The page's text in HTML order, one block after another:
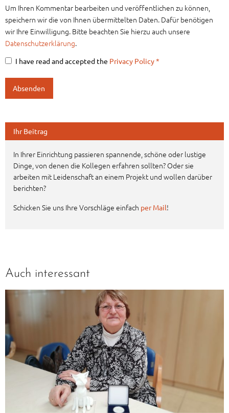
Um Ihren Kommentar bearbeiten und veröffentlichen zu können,
speichern wir die von Ihnen übermittelten Daten. Dafür benötigen
wir Ihre Einwilligung. Bitte beachten Sie hierzu auch unsere
Datenschutzerklärung.
I have read and accepted the Privacy Policy*
Ihr Beitrag
In Ihrer Einrichtung passieren spannende, schöne oder lustige
Dinge, von denen die Kollegen erfahren sollten? Oder sie
arbeiten mit Leidenschaft an einem Projekt und wollen darüber
berichten?
Schicken Sie uns Ihre Vorschläge einfach per Mail!
Auch interessant